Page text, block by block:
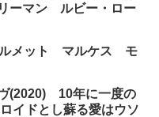
ーマン ルビー・ロー
メット マルケス モ
(2020) 10年に一度の
イドとし蘇る愛はウソ